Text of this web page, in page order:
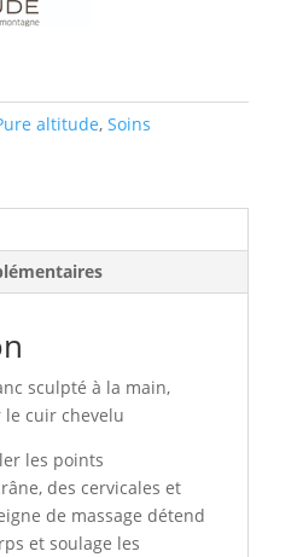
altitude, Soins
sculpté à la main,
cuir chevelu
les points
des cervicales et
de massage détend
et soulage les